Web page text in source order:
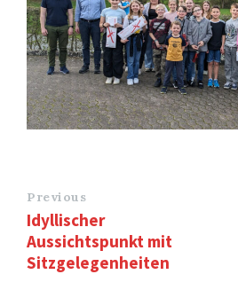
Previous
Idyllischer
Aussichtspunkt mit
Sitzgelegenheiten